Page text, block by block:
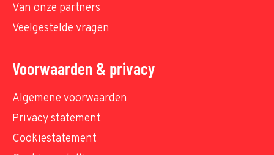
Van onze partners
Veelgestelde vragen
Voorwaarden & privacy
Algemene voorwaarden
Privacy statement
Cookiestatement